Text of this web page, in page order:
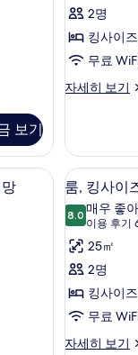
모
두
보
기
원
자
히
보
기
보기
침
대
1
개,
장
애
인
지
원,
시
내
전
망
기
6
개)
2명
킹사이
무료
자세히 보기
룸,
즈
침
대
1
개,
각
장
인
지
시
불, 객실 내 금고, 책상
룸,
킹
사
이
즈
침
대
1
7
룸, 킹사이
8.08.0점 만점 중
매우 좋
이용 후기
(이
용
후
기
6
개)
25㎡
2명
킹사이
무료
자세히 보기
룸,